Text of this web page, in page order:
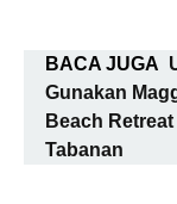
BACA JUGA
Gunakan
Beach
Tabanan